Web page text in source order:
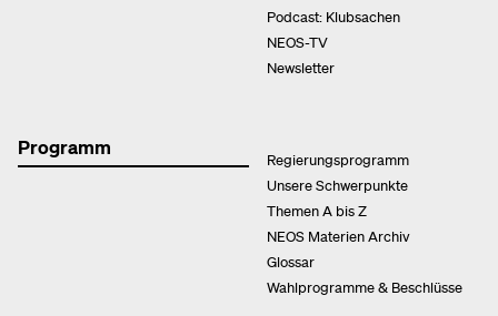
Podcast: Klubsachen
NEOS-TV
Newsletter
Programm
Regierungsprogramm
Unsere Schwerpunkte
Themen A bis Z
NEOS Materien Archiv
Glossar
Wahlprogramme & Beschlüsse